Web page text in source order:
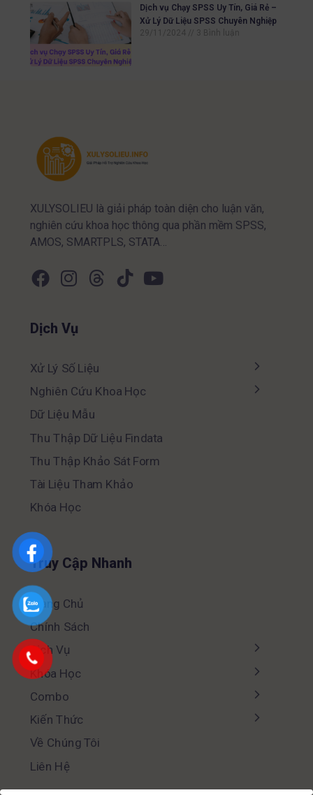
Dịch vụ Chạy SPSS Uy Tín, Giá Rẻ –
Xử Lý Dữ Liệu SPSS Chuyên Nghiệp
29/11/2024
3 Bình luận
XULYSOLIEU là giải pháp toàn diện cho luận văn,
nghiên cứu khoa học thông qua phần mềm SPSS,
AMOS, SMARTPLS, STATA…
Dịch Vụ
Xử Lý Số Liệu
Nghiên Cứu Khoa Học
Dữ Liệu Mẫu
Thu Thập Dữ Liệu Findata
Thu Thập Khảo Sát Form
Tài Liệu Tham Khảo
Khóa Học
Truy Cập Nhanh
Trang Chủ
Chính Sách
Dịch Vụ
Khóa Học
Combo
Kiến Thức
Về Chúng Tôi
Liên Hệ